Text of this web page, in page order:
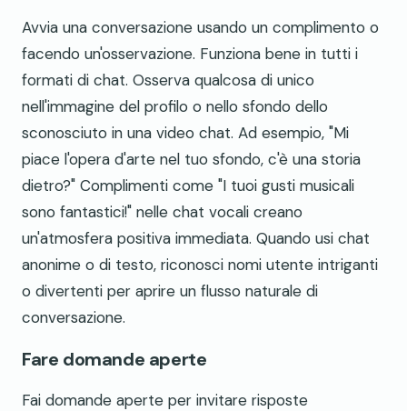
Avvia una conversazione usando un complimento o
facendo un'osservazione. Funziona bene in tutti i
formati di chat. Osserva qualcosa di unico
nell'immagine del profilo o nello sfondo dello
sconosciuto in una video chat. Ad esempio, "Mi
piace l'opera d'arte nel tuo sfondo, c'è una storia
dietro?" Complimenti come "I tuoi gusti musicali
sono fantastici!" nelle chat vocali creano
un'atmosfera positiva immediata. Quando usi chat
anonime o di testo, riconosci nomi utente intriganti
o divertenti per aprire un flusso naturale di
conversazione.
Fare domande aperte
Fai domande aperte per invitare risposte